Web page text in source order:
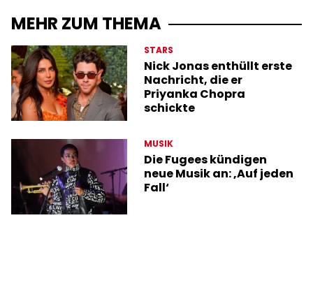
MEHR ZUM THEMA
STARS
Nick Jonas enthüllt erste
Nachricht, die er
Priyanka Chopra
schickte
MUSIK
Die Fugees kündigen
neue Musik an: ‚Auf jeden
Fall‘